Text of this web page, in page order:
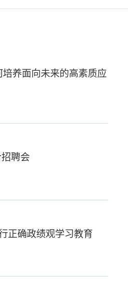
培养面向未来的高素质应
聘会
正确政绩观学习教育